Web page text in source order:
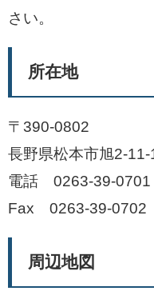
さい。
所在地
〒390-0802
長野県松本市旭2-11-
電話 0263-39-0701
Fax 0263-39-0702
周辺地図